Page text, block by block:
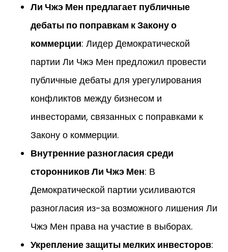
Ли Чжэ Мен предлагает публичные
дебаты по поправкам к Закону о
коммерции: Лидер Демократической
партии Ли Чжэ Мен предложил провести
публичные дебаты для урегулирования
конфликтов между бизнесом и
инвесторами, связанных с поправками к
Закону о коммерции.
Внутренние разногласия среди
сторонников Ли Чжэ Мен: В
Демократической партии усиливаются
разногласия из-за возможного лишения Ли
Чжэ Мен права на участие в выборах.
Укрепление защиты мелких инвесторов: